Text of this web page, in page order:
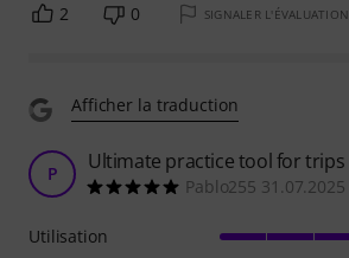
2 0 SIGNALER L'ÉVALUATION
Afficher la traduction
P Ultimate practice tool for trips
Pablo255 31.07.2025
Utilisation